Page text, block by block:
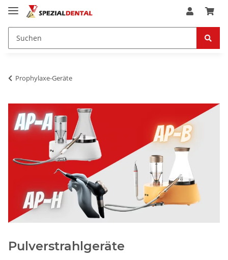
Prophylaxe-Geräte
Pulverstrahlgeräte